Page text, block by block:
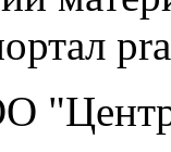
"Центр